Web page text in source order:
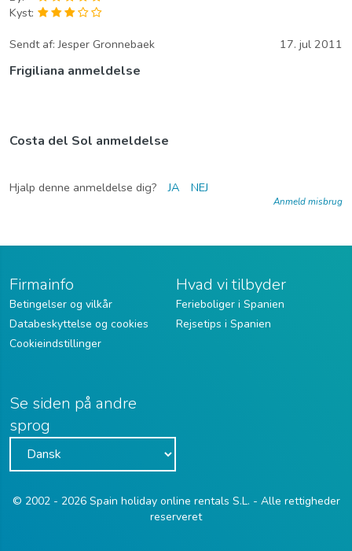
Kyst:
Sendt af:Jesper Gronnebaek 17. jul 2011
Frigiliana anmeldelse
Costa del Sol anmeldelse
Hjalp denne anmeldelse dig? JA NEJ
Anmeld misbrug
Firmainfo
Betingelser og vilkår
Databeskyttelse og cookies
Cookieindstillinger
Hvad vi tilbyder
Ferieboliger i Spanien
Rejsetips i Spanien
Se siden på andre
sprog
© 2002 - 2026 Spain holiday online rentals S.L. - Alle rettigheder
reserveret